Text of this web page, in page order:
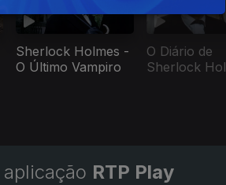
Sherlock Holmes -
O Último Vampiro
O Diário de
Sherlock
RTP Play